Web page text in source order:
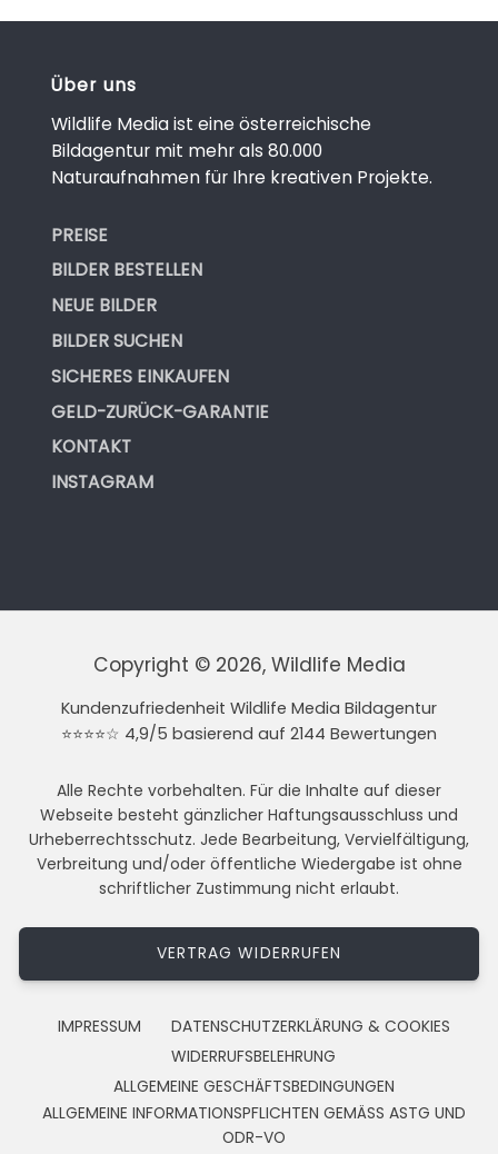
Über uns
Wildlife Media ist eine österreichische
Bildagentur mit mehr als 80.000
Naturaufnahmen für Ihre kreativen Projekte.
PREISE
BILDER BESTELLEN
NEUE BILDER
BILDER SUCHEN
SICHERES EINKAUFEN
GELD-ZURÜCK-GARANTIE
KONTAKT
INSTAGRAM
Copyright © 2026, Wildlife Media
Kundenzufriedenheit Wildlife Media Bildagentur
⭐⭐⭐⭐☆ 4,9/5 basierend auf 2144 Bewertungen
Alle Rechte vorbehalten. Für die Inhalte auf dieser
Webseite besteht gänzlicher Haftungsausschluss und
Urheberrechtsschutz. Jede Bearbeitung, Vervielfältigung,
Verbreitung und/oder öffentliche Wiedergabe ist ohne
schriftlicher Zustimmung nicht erlaubt.
VERTRAG WIDERRUFEN
IMPRESSUM
DATENSCHUTZERKLÄRUNG & COOKIES
WIDERRUFSBELEHRUNG
ALLGEMEINE GESCHÄFTSBEDINGUNGEN
ALLGEMEINE INFORMATIONSPFLICHTEN GEMÄSS ASTG UND
ODR-VO